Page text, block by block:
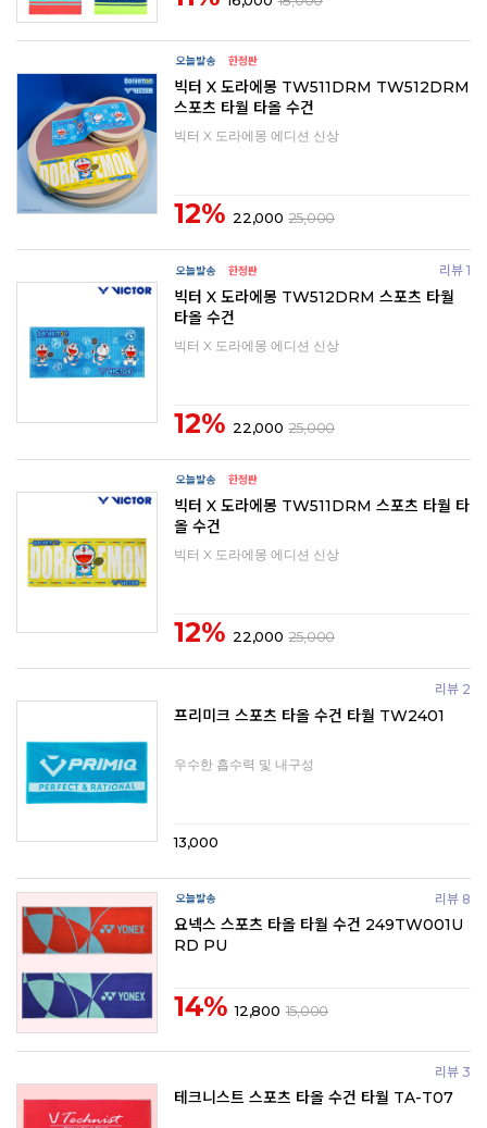
빅터 X 도라에몽 TW511DRM TW512DRM
스포츠 타월 타올 수건
빅터 X 도라에몽 에디션 신상
12% 22,000 25,000
리뷰 1
빅터 X 도라에몽 TW512DRM 스포츠 타월
타올 수건
빅터 X 도라에몽 에디션 신상
12% 22,000 25,000
빅터 X 도라에몽 TW511DRM 스포츠 타월 타
올 수건
빅터 X 도라에몽 에디션 신상
12% 22,000 25,000
리뷰 2
프리미크 스포츠 타올 수건 타월 TW2401
우수한 흡수력 및 내구성
13,000
리뷰 8
요넥스 스포츠 타올 타월 수건 249TW001U
RD PU
14% 12,800 15,000
리뷰 3
테크니스트 스포츠 타올 수건 타월 TA-T07